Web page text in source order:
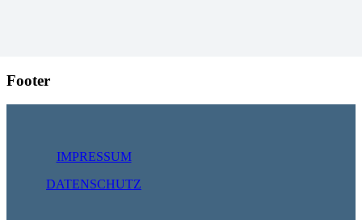
Footer
IMPRESSUM
DATENSCHUTZ